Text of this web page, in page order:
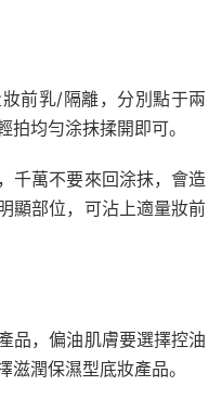
前乳/隔離，分別點于兩
均勻涂抹揉開即可。
千萬不要來回涂抹，會造
顯部位，可沾上適量妝前
品，偏油肌膚要選擇控油
潤保濕型底妝產品。